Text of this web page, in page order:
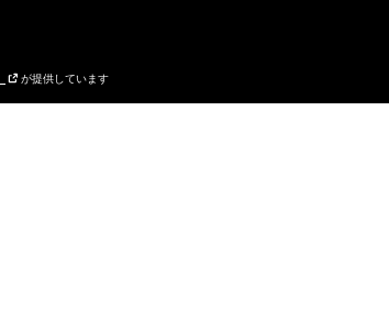
が提供しています